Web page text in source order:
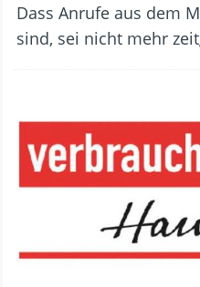
Dass Anrufe aus dem
sind, sei nicht mehr